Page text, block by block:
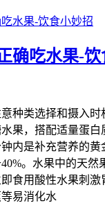
确吃水果-
种类选择和摄入时
果，搭配适量蛋白
内是补充营养的
。水果中的天然
食用酸性水果刺激
易消化水